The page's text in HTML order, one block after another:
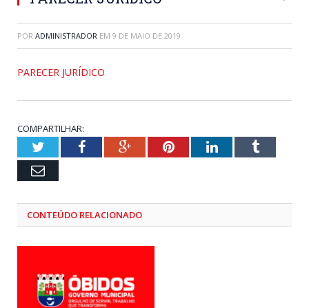
POR ADMINISTRADOR EM 9 DE MAIO DE 2019
PARECER JURÍDICO
COMPARTILHAR:
TwitterFacebookGoogle+PinterestLinkedInTumblr
Email
CONTEÚDO RELACIONADO